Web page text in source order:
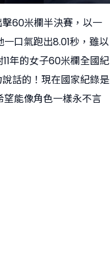
60米欄半決賽，以一
口氣跑出8.01秒，雖以
年的女子60米欄全國紀
話的！現在國家紀錄是
能像角色一樣永不言